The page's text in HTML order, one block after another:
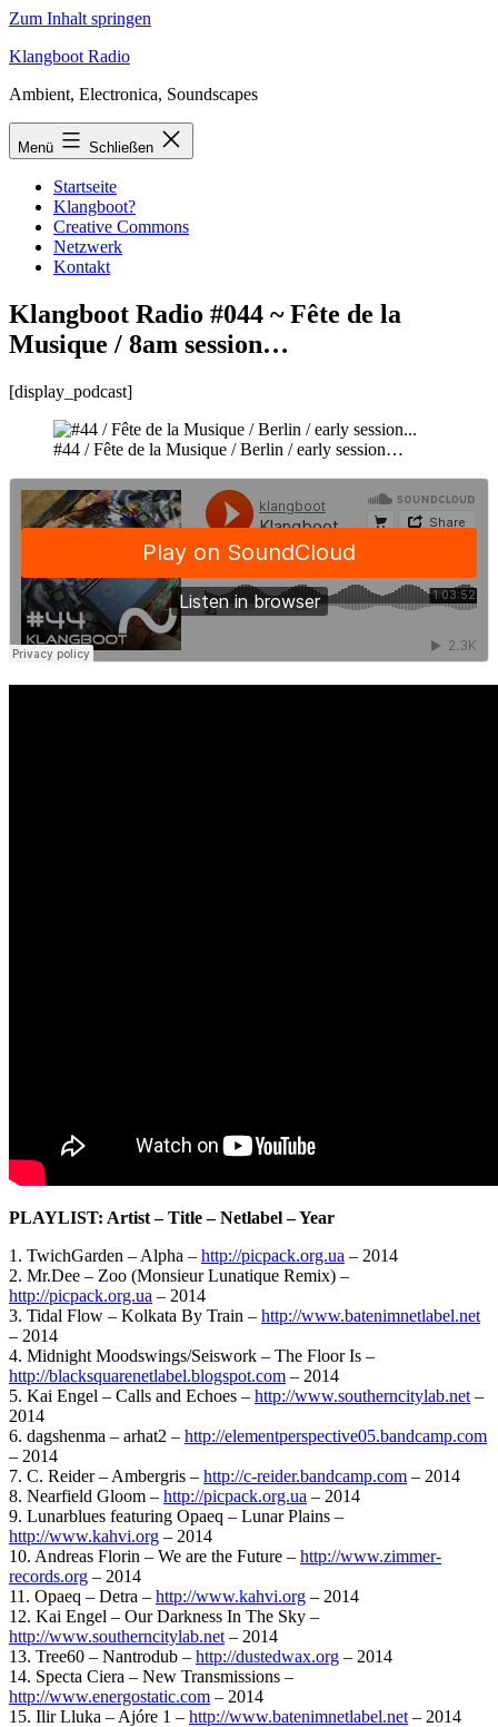
Zum Inhalt springen
Klangboot Radio
Ambient, Electronica, Soundscapes
Menü Schließen
Startseite
Klangboot?
Creative Commons
Netzwerk
Kontakt
Klangboot Radio #044 ~ Fête de la
Musique / 8am session…
[display_podcast]
#44 / Fête de la Musique / Berlin / early session…
PLAYLIST: Artist – Title – Netlabel – Year
1. TwichGarden – Alpha – http://picpack.org.ua – 2014
2. Mr.Dee – Zoo (Monsieur Lunatique Remix) –
http://picpack.org.ua – 2014
3. Tidal Flow – Kolkata By Train – http://www.batenimnetlabel.net
– 2014
4. Midnight Moodswings/Seiswork – The Floor Is –
http://blacksquarenetlabel.blogspot.com – 2014
5. Kai Engel – Calls and Echoes – http://www.southerncitylab.net –
2014
6. dagshenma – arhat2 – http://elementperspective05.bandcamp.com
– 2014
7. C. Reider – Ambergris – http://c-reider.bandcamp.com – 2014
8. Nearfield Gloom – http://picpack.org.ua – 2014
9. Lunarblues featuring Opaeq – Lunar Plains –
http://www.kahvi.org – 2014
10. Andreas Florin – We are the Future – http://www.zimmer-
records.org – 2014
11. Opaeq – Detra – http://www.kahvi.org – 2014
12. Kai Engel – Our Darkness In The Sky –
http://www.southerncitylab.net – 2014
13. Tree60 – Nantrodub – http://dustedwax.org – 2014
14. Specta Ciera – New Transmissions –
http://www.energostatic.com – 2014
15. Ilir Lluka – Ajóre 1 – http://www.batenimnetlabel.net – 2014